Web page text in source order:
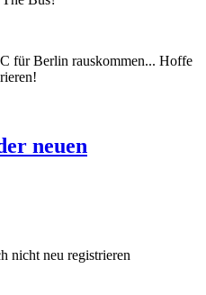
für Berlin rauskommen... Hoffe
neuen
nicht neu registrieren